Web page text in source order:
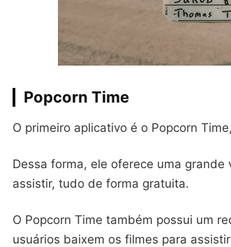
Popcorn Time
O primeiro aplicativo é o Popcorn
Dessa forma, ele oferece uma
assistir, tudo de forma gratuita.
O Popcorn Time também possui um
usuários baixem os filmes para